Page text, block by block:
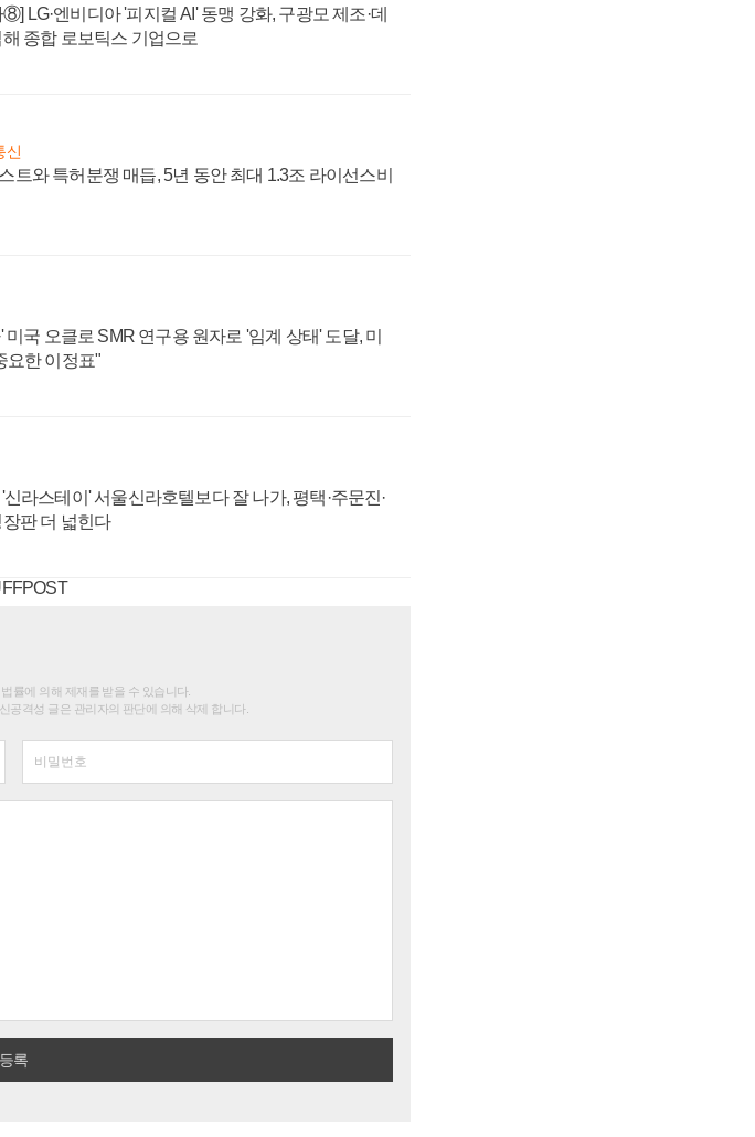
LG·엔비디아 '피지컬 AI' 동맹 강화, 구광모 제조·데
해 종합 로보틱스 기업으로
신
트와 특허분쟁 매듭, 5년 동안 최대 1.3조 라이선스비
국 오클로 SMR 연구용 원자로 '임계 상태' 도달, 미
요한 이정표"
라스테이' 서울신라호텔보다 잘 나가, 평택·주문진·
판 더 넓힌다
률에 의해 제재를 받을 수 있습니다.
공격성 글은 관리자의 판단에 의해 삭제 합니다.